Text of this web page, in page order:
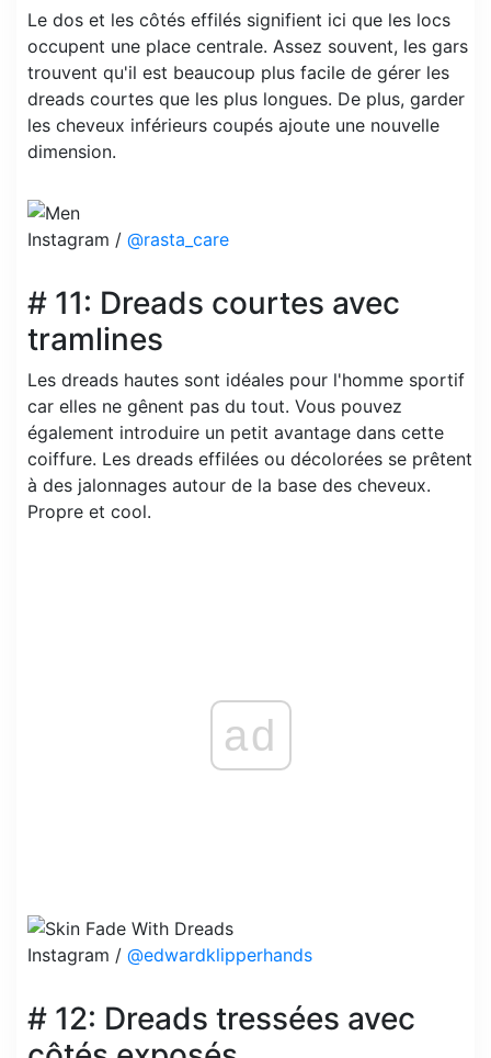
Le dos et les côtés effilés signifient ici que les locs
occupent une place centrale. Assez souvent, les gars
trouvent qu'il est beaucoup plus facile de gérer les
dreads courtes que les plus longues. De plus, garder
les cheveux inférieurs coupés ajoute une nouvelle
dimension.
Instagram / @rasta_care
# 11: Dreads courtes avec
tramlines
Les dreads hautes sont idéales pour l'homme sportif
car elles ne gênent pas du tout. Vous pouvez
également introduire un petit avantage dans cette
coiffure. Les dreads effilées ou décolorées se prêtent
à des jalonnages autour de la base des cheveux.
Propre et cool.
ad
Instagram / @edwardklipperhands
# 12: Dreads tressées avec